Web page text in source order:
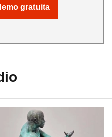
gratuita